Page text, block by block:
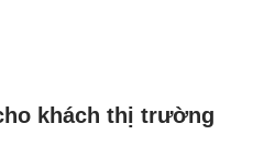
khách thị trường